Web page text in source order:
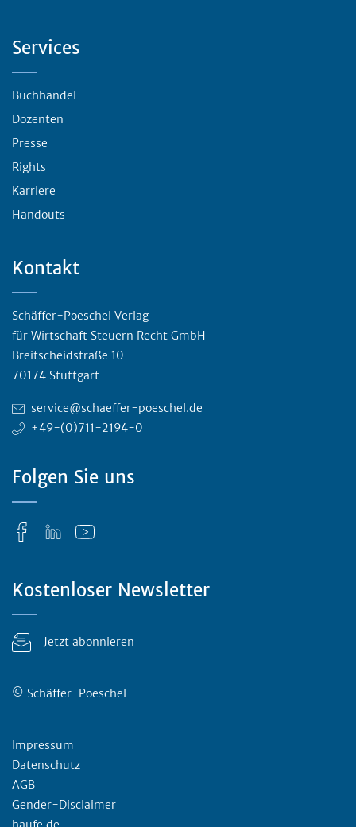
Services
Buchhandel
Dozenten
Presse
Rights
Karriere
Handouts
Kontakt
Schäffer-Poeschel Verlag
für Wirtschaft Steuern Recht GmbH
Breitscheidstraße 10
70174 Stuttgart
service@schaeffer-poeschel.de
+49-(0)711-2194-0
Folgen Sie uns
Kostenloser Newsletter
Jetzt abonnieren
© Schäffer-Poeschel
Rechtliches
Impressum
Datenschutz
AGB
Gender-Disclaimer